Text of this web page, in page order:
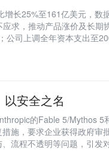
长25%至161亿美元，数
求，推动产品涨价及长期
公司上调全年资本支出至
安全之名
的Fable 5/Mythos 5
施，要求企业获得政府审
流程不透明等问题，引发